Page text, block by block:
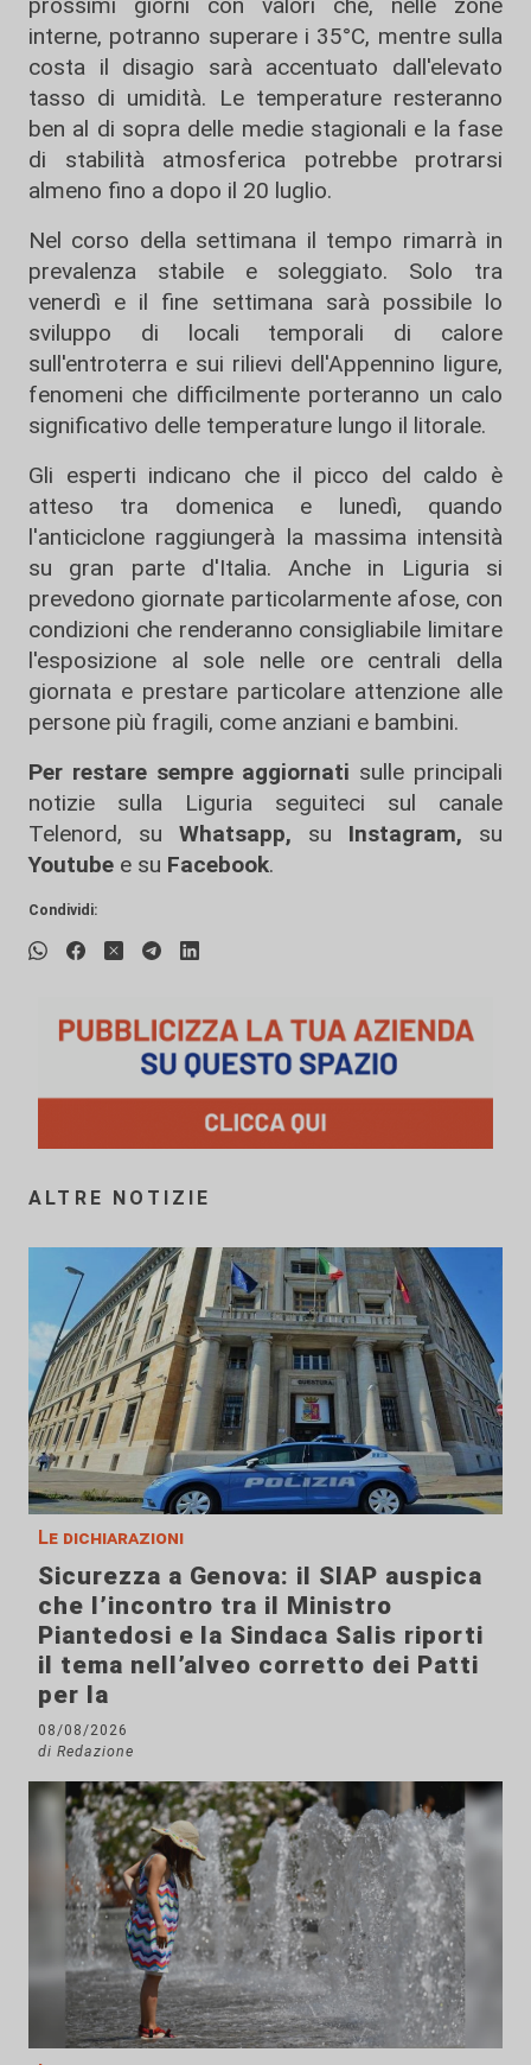
interne, potranno superare i 35°C, mentre sulla
costa il disagio sarà accentuato dall'elevato
tasso di umidità. Le temperature resteranno
ben al di sopra delle medie stagionali e la fase
di stabilità atmosferica potrebbe protrarsi
almeno fino a dopo il 20 luglio.
Nel corso della settimana il tempo rimarrà in
prevalenza stabile e soleggiato. Solo tra
venerdì e il fine settimana sarà possibile lo
sviluppo di locali temporali di calore
sull'entroterra e sui rilievi dell'Appennino ligure,
fenomeni che difficilmente porteranno un calo
significativo delle temperature lungo il litorale.
Gli esperti indicano che il picco del caldo è
atteso tra domenica e lunedì, quando
l'anticiclone raggiungerà la massima intensità
su gran parte d'Italia. Anche in Liguria si
prevedono giornate particolarmente afose, con
condizioni che renderanno consigliabile limitare
l'esposizione al sole nelle ore centrali della
giornata e prestare particolare attenzione alle
persone più fragili, come anziani e bambini.
Per restare sempre aggiornati sulle principali
notizie sulla Liguria seguiteci sul canale
Telenord, su
Whatsapp, su Instagram, su
Youtube e su Facebook.
Condividi:
ALTRE NOTIZIE
Le dichiarazioni
Sicurezza a Genova: il SIAP auspica
che l’incontro tra il Ministro
Piantedosi e la Sindaca Salis riporti
il tema nell’alveo corretto dei Patti
per la
08/08/2026
di Redazione